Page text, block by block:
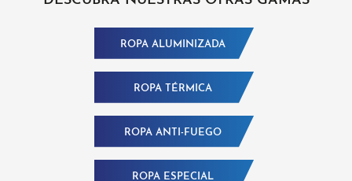
ROPA ALUMINIZADA
ROPA TÉRMICA
ROPA ANTI-FUEGO
ROPA ESPECIAL